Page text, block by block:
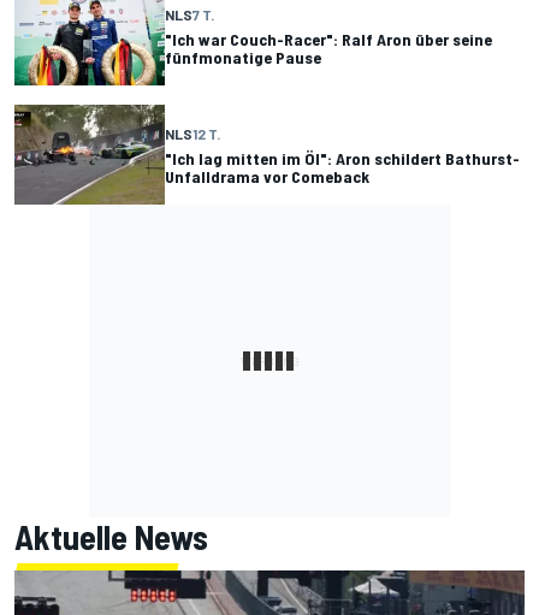
NLS7 T.
"Ich war Couch-Racer": Ralf Aron über seine
fünfmonatige Pause
NLS12 T.
"Ich lag mitten im Öl": Aron schildert Bathurst-
Unfalldrama vor Comeback
Aktuelle News